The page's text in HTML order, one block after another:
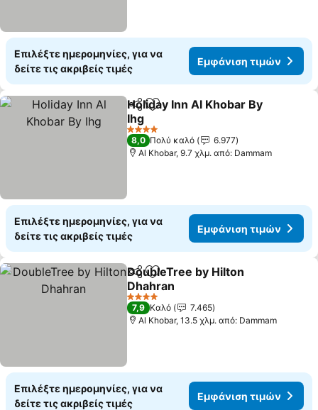
Επιλέξτε ημερομηνίες, για να
δείτε τις ακριβείς τιμές
Εμφάνιση τιμών
Κοινοποίηση
Προσθήκη στα αγαπημένα
Holiday Inn Al Khobar By
Ihg
4 Αστέρια
8,0 Πολύ καλό
6.977
Al Khobar, 9.7 χλμ. από: Dammam
Επιλέξτε ημερομηνίες, για να
δείτε τις ακριβείς τιμές
Εμφάνιση τιμών
Κοινοποίηση
Προσθήκη στα αγαπημένα
DoubleTree by Hilton
Dhahran
4 Αστέρια
7,9 Καλό
7.465
Al Khobar, 13.5 χλμ. από: Dammam
Επιλέξτε ημερομηνίες, για να
δείτε τις ακριβείς τιμές
Εμφάνιση τιμών